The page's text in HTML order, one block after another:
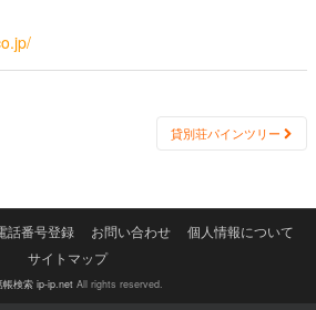
貸別荘パインツリー
話番号登録 お問い合わせ
個人情報について
サイトマップ
帳検索 ip-ip.netAll rights reserved.